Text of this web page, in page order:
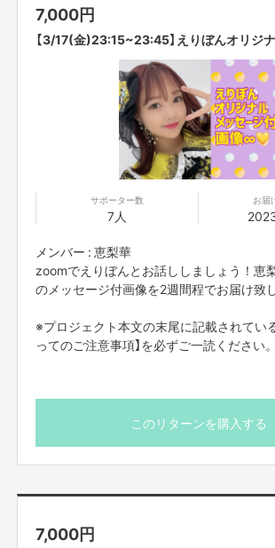
7,000円
【3/17(金)23:15~23:45】えりぼんオリジ
サポーター数
7人
お届
メンバー : 恵梨華
zoomでえりぼんとお話ししましょう！恵
のメッセージ付画像を2週間程でお届け致
※プロジェクト本文の末尾に記載されてい
ってのご注意事項】を必ずご一読ください。
このリターンを購入する
7,000円